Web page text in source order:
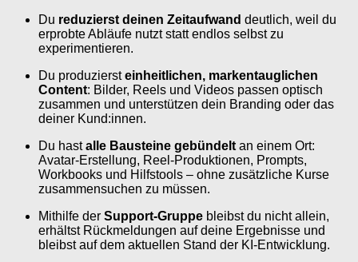
Du reduzierst deinen Zeitaufwand deutlich, weil du
erprobte Abläufe nutzt statt endlos selbst zu
experimentieren.
Du produziersteinheitlichen, markentauglichen
Content: Bilder, Reels und Videos passen optisch
zusammen und unterstützen dein Branding oder das
deiner Kund:innen.
Du hastalle Bausteine gebündelt an einem Ort:
Avatar-Erstellung, Reel-Produktionen, Prompts,
Workbooks und Hilfstools – ohne zusätzliche Kurse
zusammensuchen zu müssen.
Mithilfe der Support-Gruppe bleibst du nicht allein,
erhältst Rückmeldungen auf deine Ergebnisse und
bleibst auf dem aktuellen Stand der KI-Entwicklung.